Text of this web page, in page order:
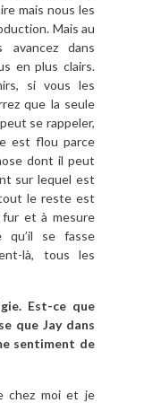
mais nous les
Mais au
dans
en plus clairs.
si vous les
que la seule
se rappeler,
est flou parce
dont il peut
sur lequel est
le reste est
fur et à mesure
qu’il se fasse
là, tous les
Est-ce que
que Jay dans
sentiment de
chez moi et je